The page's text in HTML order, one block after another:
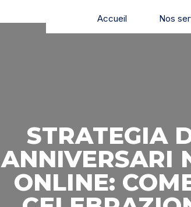
Accueil Nos
STRATEGIA
ANNIVERSARI
ONLINE: